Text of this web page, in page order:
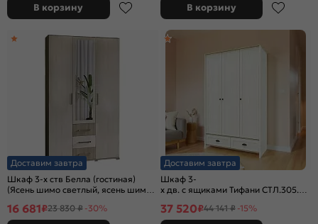
В корзину В корзину
Доставим завтра
Шкаф 3-х ств Белла (гостиная)
(Ясень шимо светлый, ясень шимо
16 681₽23 830 ₽ -30%
Доставим завтра
Шкаф 3-
х дв. с ящиками Тифани СТЛ.305.02
37 520₽44 141 ₽ -15%